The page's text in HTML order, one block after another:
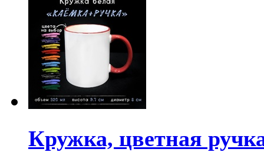
Кружка, цветная